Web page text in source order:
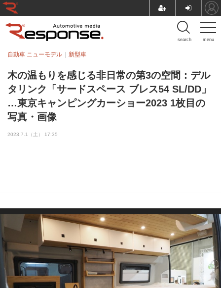
menu
search
木の温もりを感じる非日常の第3の空間：デル
タリンク「サードスペース ブレス54 SL/DD」
…東京キャンピングカーショー2023 1枚目の
写真・画像
自動車 ニューモデル 新型車
2023.7.1（土） 17:35